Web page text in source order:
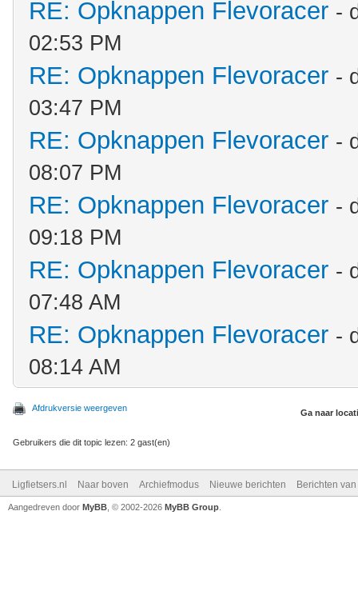
RE: Opknappen Flevoracer -
02:53 PM
RE: Opknappen Flevoracer -
03:47 PM
RE: Opknappen Flevoracer -
08:07 PM
RE: Opknappen Flevoracer -
09:18 PM
RE: Opknappen Flevoracer -
07:48 AM
RE: Opknappen Flevoracer -
08:14 AM
Afdrukversie weergeven Ga naar
Gebruikers die dit topic lezen: 2 gast(en)
Ligfietsers.nl Naar boven Archiefmodus Nieuwe berichten Berichten
Aangedreven door MyBB , © 2002-2026 MyBB Group